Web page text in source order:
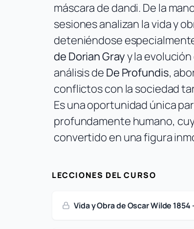
máscara de dandi. De la
sesiones analizan la vida y
deteniéndose
de Dorian Grayy la
análisis de De Profundis,
conflictos con la sociedad
Es una oportunidad única
profundamente humano,
convertido en una figura
LECCIONES DEL CURSO
Vida y Obra de Oscar Wilde 1854